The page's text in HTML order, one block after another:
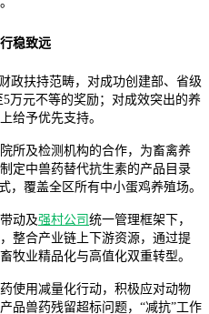
稳致远
政扶持范畴，对成功创建部、省级
万元不等的奖励；对成效突出的养
给予优先支持。
所及检测机构的合作，为畜禽养
定中兽药替代抗生素的产品目录
，覆盖全区所有中小蛋鸡养殖场。
动及强村公司 统一管理框架下，
整合产业链上下游资源，通过提
牧业精品化与高值化双重转型。
使用减量化行动，积极应对动物
品兽药残留超标问题，“减抗”工作